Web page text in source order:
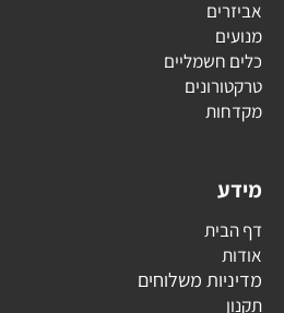
אביזרים
מנועים
כלים חשמליים
טרקטורונים
מקדחות
מידע
דף הבית
אודות
מדיניות משלוחים
תקנון